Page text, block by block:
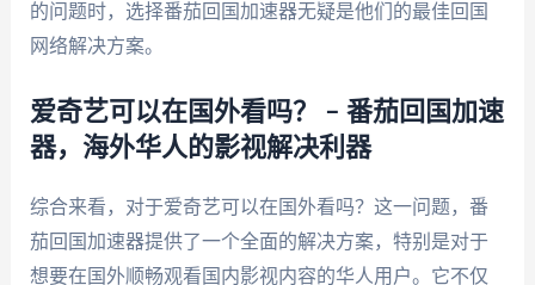
的问题时，选择番茄回国加速器无疑是他们的最佳回国
网络解决方案。
爱奇艺可以在国外看吗？ – 番茄回国加速
器，海外华人的影视解决利器
综合来看，对于爱奇艺可以在国外看吗？这一问题，番
茄回国加速器提供了一个全面的解决方案，特别是对于
想要在国外顺畅观看国内影视内容的华人用户。它不仅